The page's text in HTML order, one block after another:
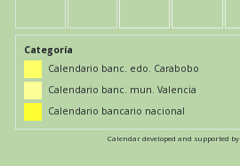
Categoría
Calendario banc. edo. Carabobo
Calendario banc. mun. Valencia
Calendario bancario nacional
Calendar developed and supported by